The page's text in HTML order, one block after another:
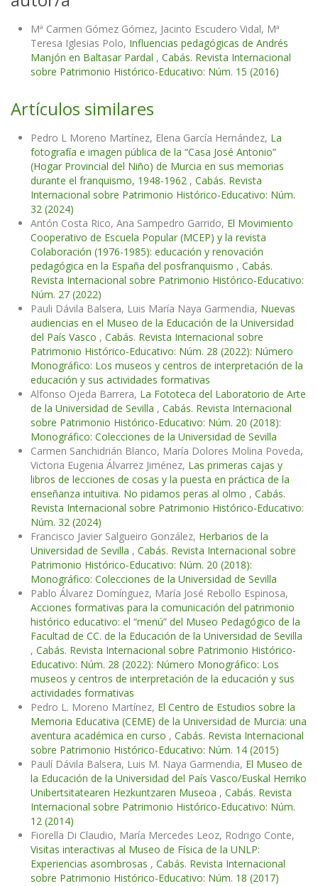
Mª Carmen Gómez Gómez, Jacinto Escudero Vidal, Mª
Teresa Iglesias Polo, Influencias pedagógicas de Andrés
Manjón en Baltasar Pardal , Cabás. Revista Internacional
sobre Patrimonio Histórico-Educativo: Núm. 15 (2016)
Artículos similares
Pedro L Moreno Martínez, Elena García Hernández, La
fotografía e imagen pública de la “Casa José Antonio”
(Hogar Provincial del Niño) de Murcia en sus memorias
durante el franquismo, 1948-1962 , Cabás. Revista
Internacional sobre Patrimonio Histórico-Educativo: Núm.
32 (2024)
Antón Costa Rico, Ana Sampedro Garrido, El Movimiento
Cooperativo de Escuela Popular (MCEP) y la revista
Colaboración (1976-1985): educación y renovación
pedagógica en la España del posfranquismo , Cabás.
Revista Internacional sobre Patrimonio Histórico-Educativo:
Núm. 27 (2022)
Pauli Dávila Balsera, Luis María Naya Garmendia, Nuevas
audiencias en el Museo de la Educación de la Universidad
del País Vasco , Cabás. Revista Internacional sobre
Patrimonio Histórico-Educativo: Núm. 28 (2022): Número
Monográfico: Los museos y centros de interpretación de la
educación y sus actividades formativas
Alfonso Ojeda Barrera, La Fototeca del Laboratorio de Arte
de la Universidad de Sevilla , Cabás. Revista Internacional
sobre Patrimonio Histórico-Educativo: Núm. 20 (2018):
Monográfico: Colecciones de la Universidad de Sevilla
Carmen Sanchidrián Blanco, María Dolores Molina Poveda,
Victoria Eugenia Álvarrez Jiménez, Las primeras cajas y
libros de lecciones de cosas y la puesta en práctica de la
enseñanza intuitiva. No pidamos peras al olmo , Cabás.
Revista Internacional sobre Patrimonio Histórico-Educativo:
Núm. 32 (2024)
Francisco Javier Salgueiro González, Herbarios de la
Universidad de Sevilla , Cabás. Revista Internacional sobre
Patrimonio Histórico-Educativo: Núm. 20 (2018):
Monográfico: Colecciones de la Universidad de Sevilla
Pablo Álvarez Domínguez, María José Rebollo Espinosa,
Acciones formativas para la comunicación del patrimonio
histórico educativo: el “menú” del Museo Pedagógico de la
Facultad de CC. de la Educación de la Universidad de Sevilla
, Cabás. Revista Internacional sobre Patrimonio Histórico-
Educativo: Núm. 28 (2022): Número Monográfico: Los
museos y centros de interpretación de la educación y sus
actividades formativas
Pedro L. Moreno Martínez, El Centro de Estudios sobre la
Memoria Educativa (CEME) de la Universidad de Murcia: una
aventura académica en curso , Cabás. Revista Internacional
sobre Patrimonio Histórico-Educativo: Núm. 14 (2015)
Paulí Dávila Balsera, Luis M. Naya Garmendia, El Museo de
la Educación de la Universidad del País Vasco/Euskal Herriko
Unibertsitatearen Hezkuntzaren Museoa , Cabás. Revista
Internacional sobre Patrimonio Histórico-Educativo: Núm.
12 (2014)
Fiorella Di Claudio, María Mercedes Leoz, Rodrigo Conte,
Visitas interactivas al Museo de Física de la UNLP:
Experiencias asombrosas , Cabás. Revista Internacional
sobre Patrimonio Histórico-Educativo: Núm. 18 (2017)